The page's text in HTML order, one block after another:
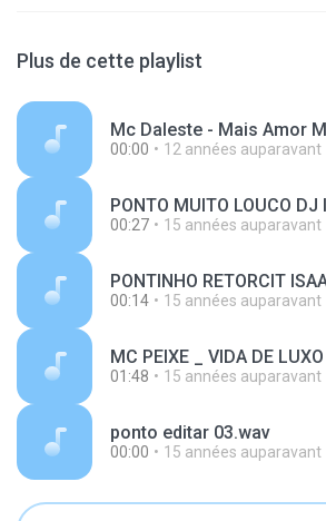
Plus de cette playlist
00:00 12 années auparavant
PONTO MUITO LOUCO
00:27 15 années auparavant
PONTINHO RETORCIT
00:14 15 années auparavant
01:48 15 années auparavant
ponto editar 03.wav
00:00 15 années auparavant